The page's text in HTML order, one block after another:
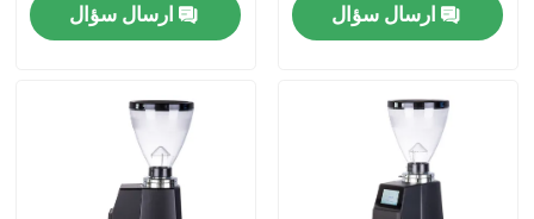
صفحه اصلی
محصولات
نمایش VR
ارسال سؤال ارسال سؤال